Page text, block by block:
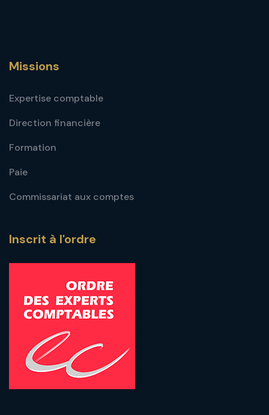
Missions
Expertise comptable
Direction financière
Formation
Paie
Commissariat aux comptes
Inscrit à l'ordre